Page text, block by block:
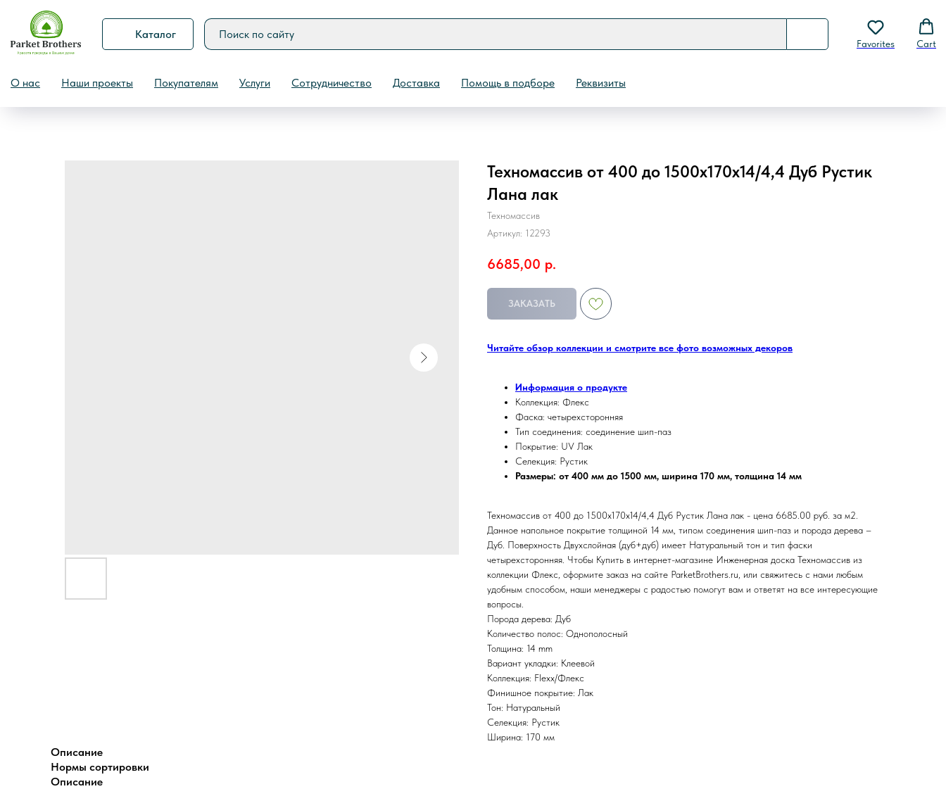
Каталог
Favorites Cart
О нас Наши проекты Покупателям Услуги Сотрудничество Доставка Помощь в подборе Реквизиты
НазадТехномассив от 400 до 1500х170х14/4,4 Дуб Рустик
Лана лак
Техномассив
Артикул: 12293
6685,00 р.
ЗАКАЗАТЬ
Читайте обзор коллекции и смотрите все фото возможных декоров
Информация о продукте
Коллекция: Флекс
Фаска: четырехсторонняя
Тип соединения: соединение шип-паз
Покрытие: UV Лак
Селекция: Рустик
Размеры: от 400 мм до 1500 мм, ширина 170 мм, толщина 14 мм
Техномассив от 400 до 1500х170х14/4,4 Дуб Рустик Лана лак - цена 6685.00 руб. за м2.
Данное напольное покрытие толщиной 14 мм, типом соединения шип-паз и порода дерева –
Дуб. Поверхность Двухслойная (дуб+дуб) имеет Натуральный тон и тип фаски
четырехсторонняя. Чтобы Купить в интернет-магазине Инженерная доска Техномассив из
коллекции Флекс, оформите заказ на сайте ParketBrothers.ru, или свяжитесь с нами любым
удобным способом, наши менеджеры с радостью помогут вам и ответят на все интересующие
вопросы.
Порода дерева: Дуб
Количество полос: Однополосный
Толщина: 14 mm
Вариант укладки: Клеевой
Коллекция: Flexx/Флекс
Финишное покрытие: Лак
Тон: Натуральный
Селекция: Рустик
Ширина: 170 мм
Описание
Нормы сортировки
Описание